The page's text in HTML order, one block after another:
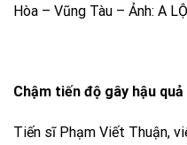
Hòa – Vũng Tàu – Ảnh: A
Chậm tiến độ gây hậu quả
Tiến sĩ Phạm Viết Thuận,